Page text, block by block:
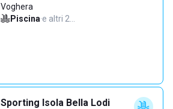
Voghera
Piscina·e altri 2…
Sporting Isola Bella Lodi